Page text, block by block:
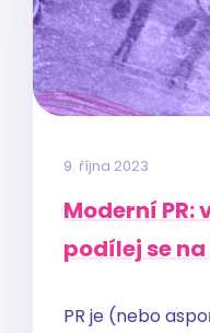
9. října 2023
Moderní
podílej se
PR je (nebo